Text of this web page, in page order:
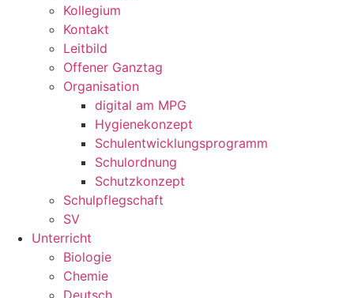
Kollegium
Kontakt
Leitbild
Offener Ganztag
Organisation
digital am MPG
Hygienekonzept
Schulentwicklungsprogramm
Schulordnung
Schutzkonzept
Schulpflegschaft
SV
Unterricht
Biologie
Chemie
Deutsch